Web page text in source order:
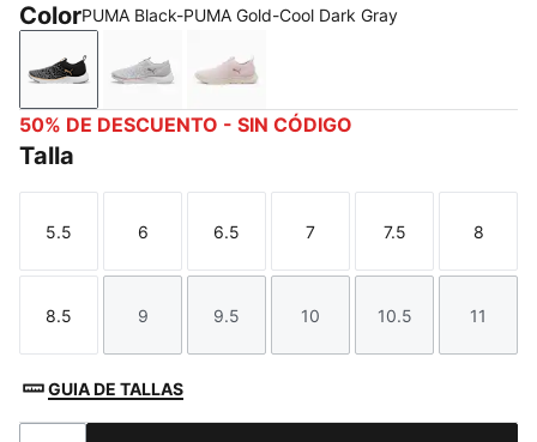
ColorPUMA Black-PUMA Gold-Cool Dark Gray
PUMA Black-PUMA Gold-Cool Dark Gray
Ash Gray-PUMA White-Rose Gold
Rose Mauve-Warm White-Rose
50% DE DESCUENTO - SIN CÓDIGO
Talla
Talla
5.5
Talla
6
Talla
6.5
Talla
7
Talla
7.5
Talla
8
Talla
8.5
Talla
9
Talla
9.5
Talla
10
Talla
10.5
Talla
11
GUIA DE TALLAS